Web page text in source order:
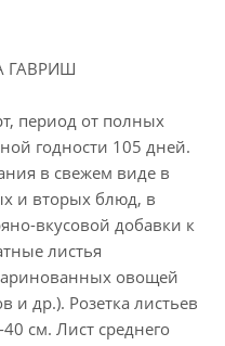
ГАВРИШ
период от полных
годности 105 дней.
в свежем виде в
и вторых блюд, в
вкусовой добавки к
листья
овощей
и др.). Розетка листьев
см. Лист среднего